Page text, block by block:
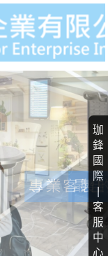
珈
鋒
國
際
|
客
服
中
心